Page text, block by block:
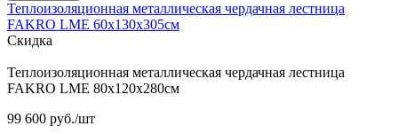
Теплоизоляционная металлическая чердачная лестница
FAKRO LME 60х130х305см
Скидка
Теплоизоляционная металлическая чердачная лестница
FAKRO LME 80х120х280см
99 600 руб./шт